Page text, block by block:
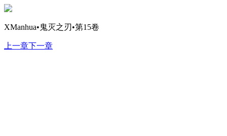
XManhua•鬼灭之刃•第15卷
上一章下一章